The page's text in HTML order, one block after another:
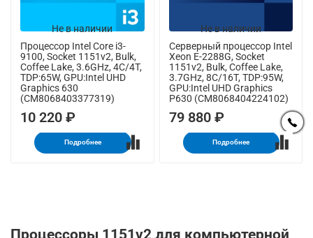
Не в наличии
Процессор Intel Core i3-
9100, Socket 1151v2, Bulk,
Coffee Lake, 3.6GHz, 4C/4T,
TDP:65W, GPU:Intel UHD
Graphics 630
(CM8068403377319)
10 220 ₽
Подробнее
Не в наличии
Серверный процессор Intel
Xeon E-2288G, Socket
1151v2, Bulk, Coffee Lake,
3.7GHz, 8C/16T, TDP:95W,
GPU:Intel UHD Graphics
P630 (CM8068404224102)
79 880 ₽
Подробнее
Процессоры 1151v2 для компьютерной